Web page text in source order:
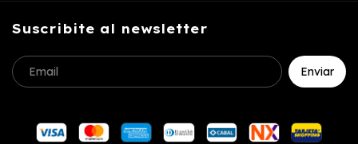
Suscribite al newsletter